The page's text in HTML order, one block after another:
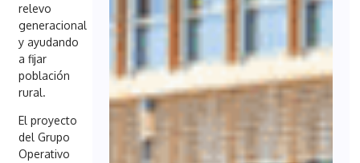
relevo
generacional
y ayudando
a fijar
población
rural.
El proyecto
del Grupo
Operativo